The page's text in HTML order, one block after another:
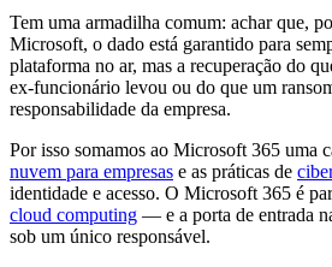
Tem uma armadilha comum: achar que,
Microsoft, o dado está garantido para
plataforma no ar, mas a recuperação do
ex-funcionário levou ou do que um
responsabilidade da empresa.
Por isso somamos ao Microsoft 365 uma
nuvem para empresas e as práticas de
identidade e acesso. O Microsoft 365 é
cloud computing — e a porta de entrada
sob um único responsável.